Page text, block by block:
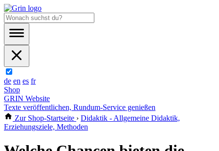
de en es fr
Shop
GRIN Website
Texte veröffentlichen, Rundum-Service genießen
Zur Shop-Startseite › Didaktik - Allgemeine Didaktik,
Erziehungsziele, Methoden